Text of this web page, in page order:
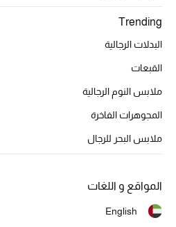
الموسم الجديد
أحذية النسائية
تشكيلة الأحذية
أبرز المصممين
Trending
البدلات الرجالية
القبعات
ملابس النوم الرجالية
المجوهرات الفاخرة
ملابس البحر للرجال
المواقع و اللغات
English